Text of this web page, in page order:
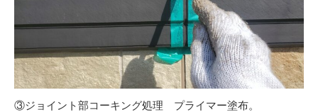
③ジョイント部コーキング処理 プライマー塗布。